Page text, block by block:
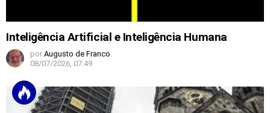
Inteligência Artificial e Inteligência Humana
por Augusto de Franco
08/07/2026, 07:49